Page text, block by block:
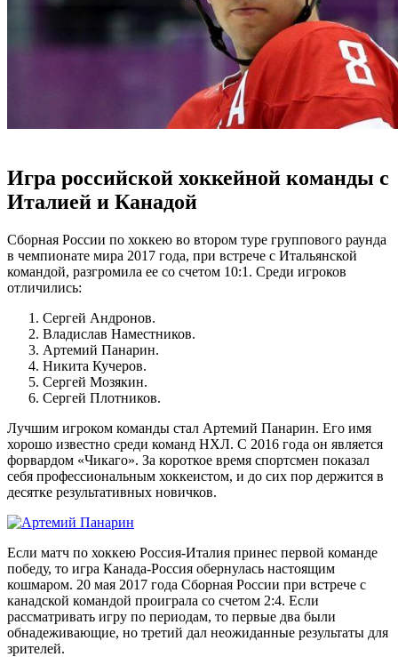
Игра российской хоккейной команды с
Италией и Канадой
Сборная России по хоккею во втором туре группового раунда
в чемпионате мира 2017 года, при встрече с Итальянской
командой, разгромила ее со счетом 10:1. Среди игроков
отличились:
Сергей Андронов.
Владислав Наместников.
Артемий Панарин.
Никита Кучеров.
Сергей Мозякин.
Сергей Плотников.
Лучшим игроком команды стал Артемий Панарин. Его имя
хорошо известно среди команд НХЛ. С 2016 года он является
форвардом «Чикаго». За короткое время спортсмен показал
себя профессиональным хоккеистом, и до сих пор держится в
десятке результативных новичков.
Если матч по хоккею Россия-Италия принес первой команде
победу, то игра Канада-Россия обернулась настоящим
кошмаром. 20 мая 2017 года Сборная России при встрече с
канадской командой проиграла со счетом 2:4. Если
рассматривать игру по периодам, то первые два были
обнадеживающие, но третий дал неожиданные результаты для
зрителей.